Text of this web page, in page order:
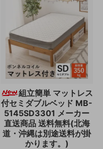
組立簡単 マットレス
付セミダブルベッド MB-
5145SD3301 メーカー
直送商品 送料無料(北海
道・沖縄は別途送料が掛
かります。)